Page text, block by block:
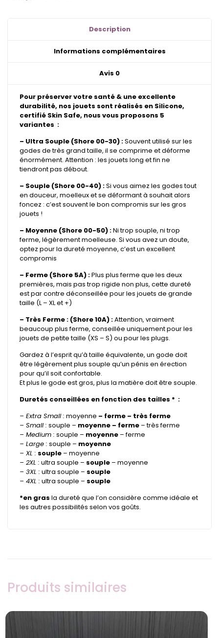
Description
Informations complémentaires
Avis 0
Pour préserver votre santé & une excellente
durabilité, nos jouets sont réalisés en Silicone,
certifié Skin Safe, nous vous proposons 5
variantes :
– Ultra Souple (Shore 00-30) :Souvent utilisé sur les
godes de très grand taille, il se comprime et déforme
énormément. Attention : les jouets long et fin ne
tiendront pas débout.
– Souple (Shore 00-40) :Si vous aimez les godes tout
en douceur, moelleux et se déformant à souhait alors
foncez : c’est souvent le bon compromis sur les gros
jouets !
– Moyenne (Shore 00-50) :Ni trop souple, ni trop
ferme, légèrement moelleuse. Si vous avez un doute,
optez pour la dureté moyenne, c’est un excellent
compromis
– Ferme (Shore 5A) :Plus plus ferme que les deux
premières, mais pas trop rigide non plus, cette dureté
est par contre déconseillée pour les jouets de grande
taille (L – XL et +)
– Très Ferme : (Shore 10A) :Attention, vraiment
beaucoup plus ferme, conseillée uniquement pour les
jouets de petite taille (XS – S) ou pour les plugs.
Gardez à l’esprit qu’à taille équivalente, un gode doit
être légèrement plus souple qu’un pénis en érection
pour qu’il soit confortable.
Et plus le gode est gros, plus la matière doit être souple.
Duretés conseillées en fonction des tailles * :
– Extra Small : moyenne – ferme – très ferme
– Small : souple – moyenne – ferme– très ferme
– Medium : souple – moyenne– ferme
– Large : souple – moyenne
– XL : souple– moyenne
– 2XL : ultra souple – souple– moyenne
– 3XL : ultra souple – souple
– 4XL : ultra souple – souple
*en gras la dureté que l’on considère comme idéale et
les autres possibilités selon vos goûts.
Produits similaires